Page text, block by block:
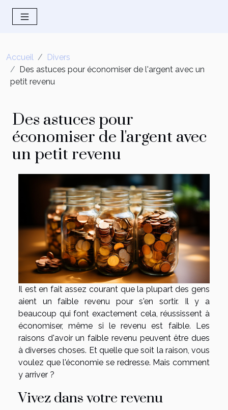
Accueil
Divers
Des astuces pour économiser de l'argent avec un
petit revenu
Des astuces pour
économiser de l'argent avec
un petit revenu
Il est en fait assez courant que la plupart des gens
aient un faible revenu pour s'en sortir. Il y a
beaucoup qui font exactement cela, réussissent à
économiser, même si le revenu est faible. Les
raisons d'avoir un faible revenu peuvent être dues
à diverses choses. Et quelle que soit la raison, vous
voulez que l'économie se redresse. Mais comment
y arriver ?
Vivez dans votre revenu